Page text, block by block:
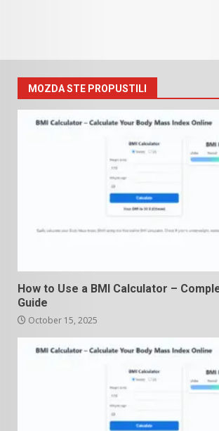
MOZDA STE PROPUSTILI
How to Use a BMI Calculator –
Guide
October 15, 2025